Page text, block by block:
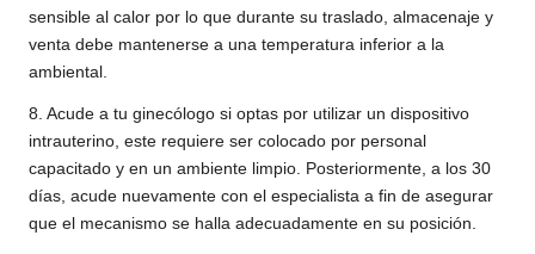
sensible al calor por lo que durante su traslado, almacenaje y
venta debe mantenerse a una temperatura inferior a la
ambiental.
8. Acude a tu ginecólogo si optas por utilizar un dispositivo
intrauterino, este requiere ser colocado por personal
capacitado y en un ambiente limpio. Posteriormente, a los 30
días, acude nuevamente con el especialista a fin de asegurar
que el mecanismo se halla adecuadamente en su posición.